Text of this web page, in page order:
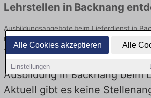
Alle Cookies akzeptieren Alle
Einstellungen
Lehrstellen in Backnang
Ausbildungsangebote beim Lieferdienst in
namhaften Firmen. Entdecken Sie freie
Arbeitgebern und bewerben Sie sich noch
Ausbildung in Backnang beim
Aktuell gibt es keine